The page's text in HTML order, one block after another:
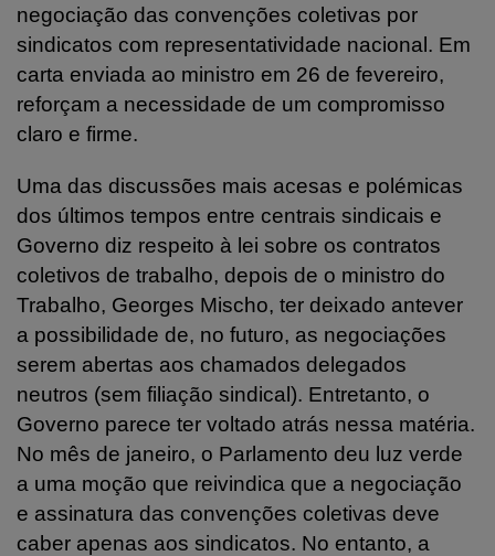
negociação das convenções coletivas por
sindicatos com representatividade nacional. Em
carta enviada ao ministro em 26 de fevereiro,
reforçam a necessidade de um compromisso
claro e firme.
Uma das discussões mais acesas e polémicas
dos últimos tempos entre centrais sindicais e
Governo diz respeito à lei sobre os contratos
coletivos de trabalho, depois de o ministro do
Trabalho, Georges Mischo, ter deixado antever
a possibilidade de, no futuro, as negociações
serem abertas aos chamados delegados
neutros (sem filiação sindical). Entretanto, o
Governo parece ter voltado atrás nessa matéria.
No mês de janeiro, o Parlamento deu luz verde
a uma moção que reivindica que a negociação
e assinatura das convenções coletivas deve
caber apenas aos sindicatos. No entanto, a